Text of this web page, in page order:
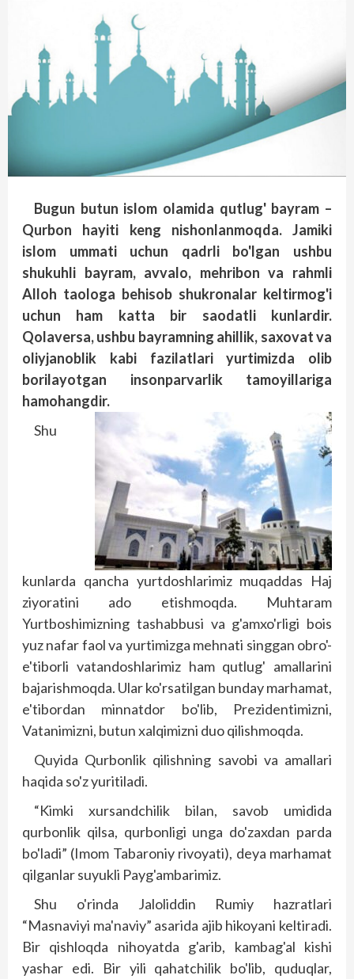
Bugun butun islom olamida qutlug' bayram –
Qurbon hayiti keng nishonlanmoqda. Jamiki
islom ummati uchun qadrli bo'lgan ushbu
shukuhli bayram, avvalo, mehribon va rahmli
Alloh taologa behisob shukronalar keltirmog'i
uchun ham katta bir saodatli kunlardir.
Qolaversa, ushbu bayramning ahillik, saxovat va
oliyjanoblik kabi fazilatlari yurtimizda olib
borilayotgan insonparvarlik tamoyillariga
hamohangdir.
Shu
kunlarda qancha yurtdoshlarimiz muqaddas Haj
ziyoratini ado etishmoqda. Muhtaram
Yurtboshimizning tashabbusi va g'amxo'rligi bois
yuz nafar faol va yurtimizga mehnati singgan obro'-
e'tiborli vatandoshlarimiz ham qutlug' amallarini
bajarishmoqda. Ular ko'rsatilgan bunday marhamat,
e'tibordan minnatdor bo'lib, Prezidentimizni,
Vatanimizni, butun xalqimizni duo qilishmoqda.
Quyida Qurbonlik qilishning savobi va amallari
haqida so'z yuritiladi.
“Kimki xursandchilik bilan, savob umidida
qurbonlik qilsa, qurbonligi unga do'zaxdan parda
bo'ladi” (Imom Tabaroniy rivoyati), deya marhamat
qilganlar suyukli Payg'ambarimiz.
Shu o'rinda Jaloliddin Rumiy hazratlari
“Masnaviyi ma'naviy” asarida ajib hikoyani keltiradi.
Bir qishloqda nihoyatda g'arib, kambag'al kishi
yashar edi. Bir yili qahatchilik bo'lib, quduqlar,